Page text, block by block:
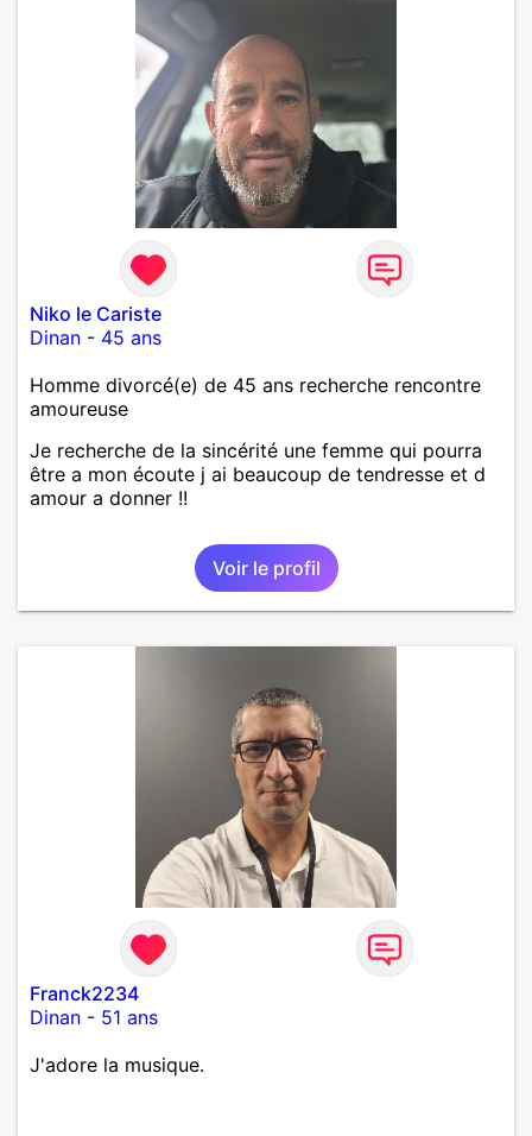
Niko le Cariste
Dinan - 45 ans
Homme divorcé(e) de 45 ans recherche rencontre
amoureuse
Je recherche de la sincérité une femme qui pourra
être a mon écoute j ai beaucoup de tendresse et d
amour a donner !!
Voir le profil
Franck2234
Dinan - 51 ans
J'adore la musique.